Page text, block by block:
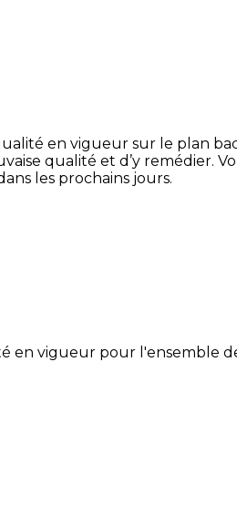
en vigueur sur le plan
qualité et d’y remédier.
les prochains jours.
en vigueur pour l'ensemble